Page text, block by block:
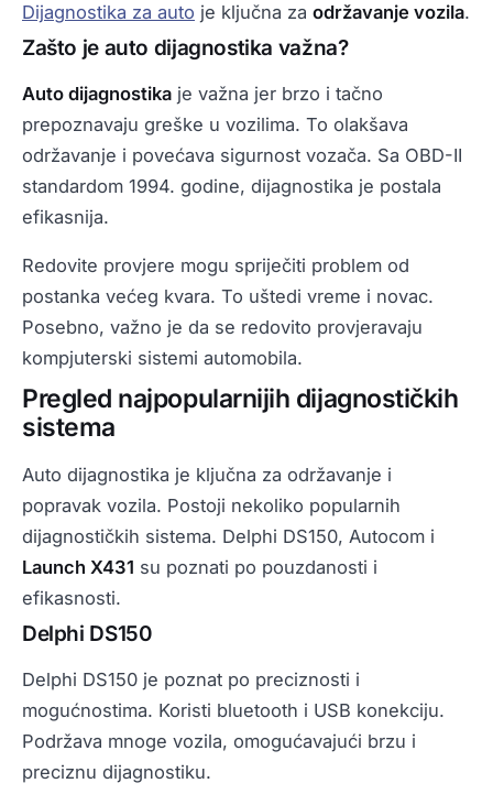
Dijagnostika za auto je ključna za održavanje vozila.
Zašto je auto dijagnostika važna?
Auto dijagnostika je važna jer brzo i tačno
prepoznavaju greške u vozilima. To olakšava
održavanje i povećava sigurnost vozača. Sa OBD-II
standardom 1994. godine, dijagnostika je postala
efikasnija.
Redovite provjere mogu spriječiti problem od
postanka većeg kvara. To uštedi vreme i novac.
Posebno, važno je da se redovito provjeravaju
kompjuterski sistemi automobila.
Pregled najpopularnijih dijagnostičkih
sistema
Auto dijagnostika je ključna za održavanje i
popravak vozila. Postoji nekoliko popularnih
dijagnostičkih sistema. Delphi DS150, Autocom i
Launch X431 su poznati po pouzdanosti i
efikasnosti.
Delphi DS150
Delphi DS150 je poznat po preciznosti i
mogućnostima. Koristi bluetooth i USB konekciju.
Podržava mnoge vozila, omogućavajući brzu i
preciznu dijagnostiku.